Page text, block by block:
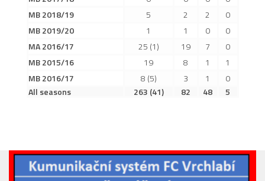
Zápasy MB 2025/26
Zápasy MB 2024/25
2022/23
2020/21
Tabulka
St. dorost
MB 2018/19
5 2 2
0
MB 2019/20
1 1 0
0
MA 2016/17
25 (1) 19 7
0
MB 2015/16
19 8 1
1
MB 2016/17
8 (5) 3 1
0
All seasons
263 (41) 82 48 5